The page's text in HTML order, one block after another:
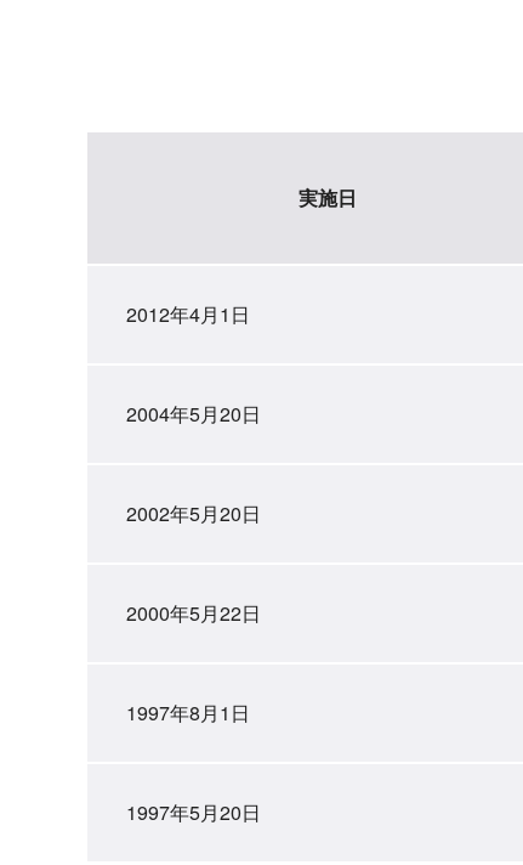
実施日
2012年4月1日
2004年5月20日
2002年5月20日
2000年5月22日
1997年8月1日
1997年5月20日